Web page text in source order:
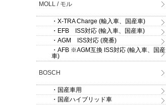
MOLL / モル
・X-TRA Charge (輸入車、国産車)
・EFB ISS対応 (輸入車、国産車)
・AGM ISS対応 (廃番)
・AFB ※AGM互換 ISS対応 (輸入車、国産
車)
BOSCH
・国産車用
・国産ハイブリッド車